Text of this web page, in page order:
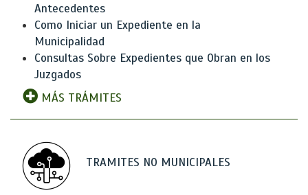
Antecedentes
Como Iniciar un Expediente en la
Municipalidad
Consultas Sobre Expedientes que Obran en los
Juzgados
MÁS TRÁMITES
TRAMITES NO MUNICIPALES